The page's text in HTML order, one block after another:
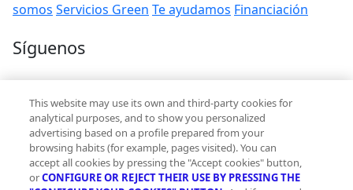
somos Servicios Green Te ayudamos Financiación
Síguenos
Contacto
hola@vivegreen.com
This website may use its own and third-party cookies for
analytical purposes, and to show you personalized
advertising based on a profile prepared from your
browsing habits (for example, pages visited). You can
accept all cookies by pressing the "Accept cookies" button,
orCONFIGURE OR REJECT THEIR USE BY PRESSING THE